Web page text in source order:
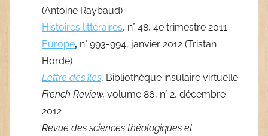
(Antoine Raybaud)
Histoires littéraires, n° 48, 4e trimestre 2011
Europe, n° 993-994, janvier 2012 (Tristan
Hordé)
Lettre des îles, Bibliothèque insulaire virtuelle
French Review, volume 86, n° 2, décembre
2012
Revue des sciences théologiques et